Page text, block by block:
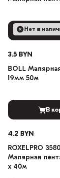
В
Нет в
3.5 BYN
BOLL
19мм 50м
В
4.2 BYN
ROXELPRO
Малярная
х 40м